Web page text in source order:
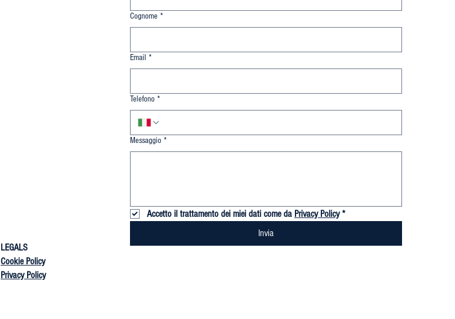
LEGALS
Cookie Policy
Privacy Policy
Cognome *
Email *
Telefono *
Messaggio *
Accetto il trattamento dei miei dati come da Privacy Policy *
Invia